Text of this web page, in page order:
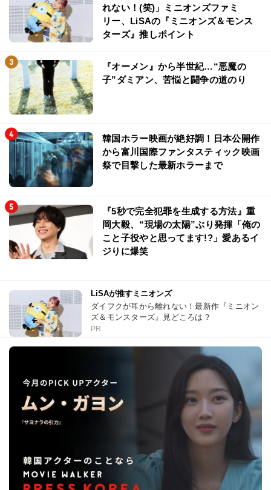
れない！(笑)」ミニオンズファミ
リー、LiSAの『ミニオンズ＆モンス
ターズ』推しポイント
『オーメン』から半世紀…“悪魔の
子”ダミアン、苦悩と闘争の道のり
韓国ホラー映画が絶好調！日本公開作
から富川国際ファンタスティック映画
祭で目撃した最新ホラーまで
『5秒で完全犯罪を生成する方法』重
岡大毅、“現場の太陽”ぶり発揮「俺の
こと子役やと思ってます!?」愛あるイ
ジりに爆笑
LiSAが推すミニオンズ
ダイフクが耳から離れない！最新作『ミニオン
ズ＆モンスターズ』見どころは？
PR